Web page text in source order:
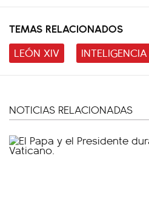
TEMAS RELACIONADOS
LEÓN XIV
NOTICIAS RELACIONADAS